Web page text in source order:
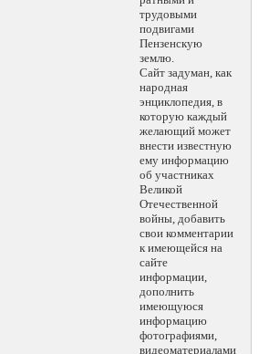
трудовыми
подвигами
Пензенскую
землю.
Сайт задуман, как
народная
энциклопедия, в
которую каждый
желающий может
внести известную
ему информацию
об участниках
Великой
Отечественной
войны, добавить
свои комментарии
к имеющейся на
сайте
информации,
дополнить
имеющуюся
информацию
фотографиями,
видеоматериалами